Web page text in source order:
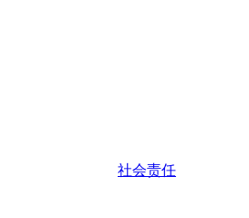
社会责任